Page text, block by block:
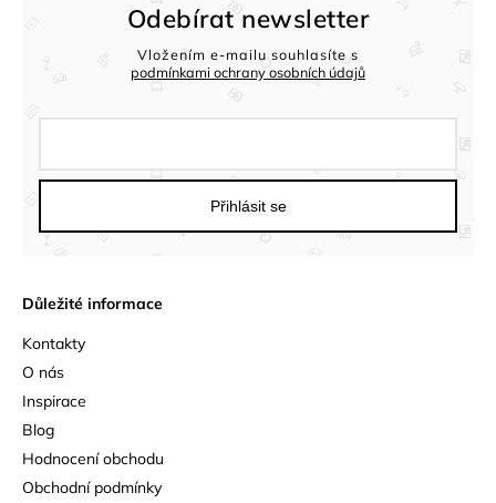
Důležité informace
Kontakty
O nás
Inspirace
Blog
Hodnocení obchodu
Obchodní podmínky
Odebírat newsletter
Vložením e-mailu souhlasíte s
podmínkami ochrany osobních údajů
Přihlásit se